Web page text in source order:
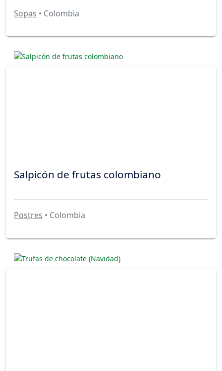
Sopas • Colombia
Salpicón de frutas colombiano
Postres • Colombia